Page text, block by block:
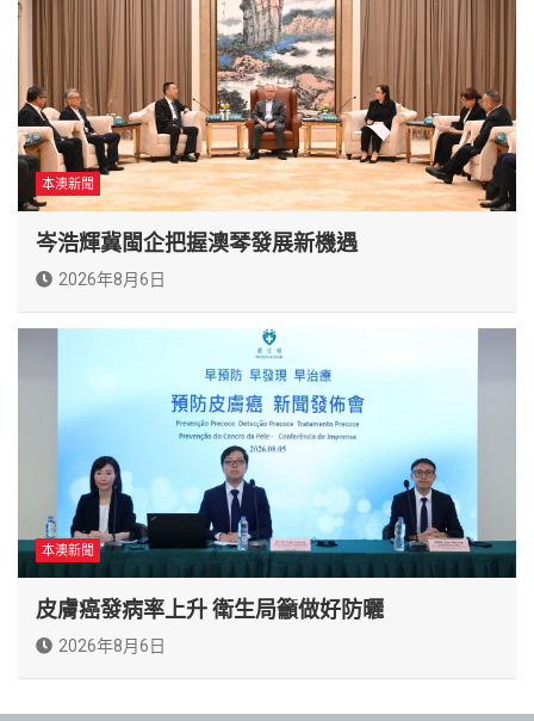
本澳新聞
岑浩輝冀閩企把握澳琴發展新機遇
2026年8月6日
本澳新聞
皮膚癌發病率上升 衛生局籲做好防曬
2026年8月6日